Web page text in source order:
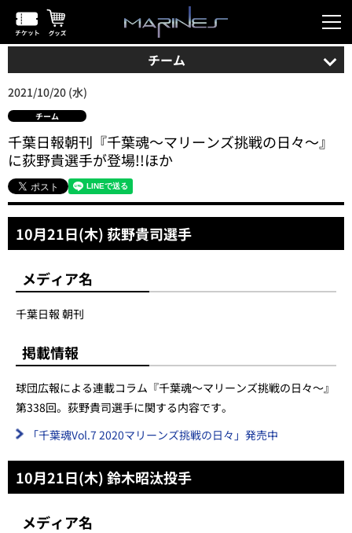
チーム
2021/10/20 (水)
チーム
千葉日報朝刊『千葉魂～マリーンズ挑戦の日々～』
に荻野貴選手が登場!!ほか
10月21日(木) 荻野貴司選手
メディア名
千葉日報 朝刊
掲載情報
球団広報による連載コラム『千葉魂～マリーンズ挑戦の日々～』
第338回。荻野貴司選手に関する内容です。
「千葉魂Vol.7 2020マリーンズ挑戦の日々」発売中
10月21日(木) 鈴木昭汰投手
メディア名